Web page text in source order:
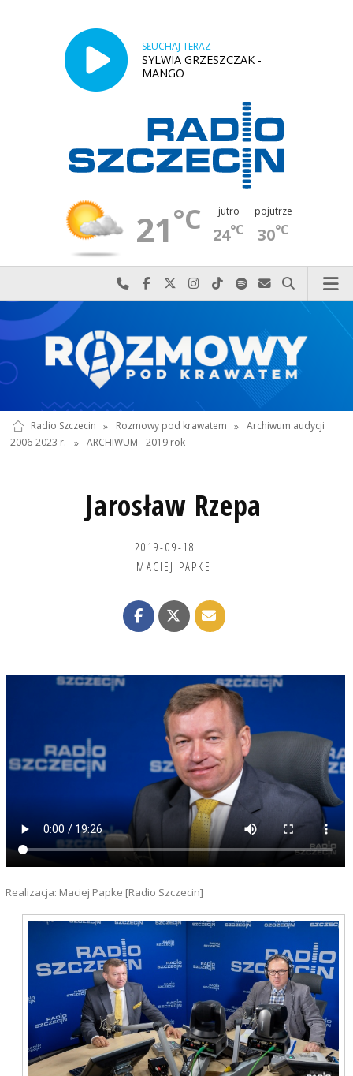
SŁUCHAJ TERAZ
SYLWIA GRZESZCZAK -
MANGO
21°C jutro
24°C
pojutrze
30°C
Najlepiej po prostu do nas zadzwoń
Odwiedź nas na Facebook-u
Odwiedź nas na X
Odwiedź nas na Instagram-ie
Odwiedź nas na TikTok-u
Szukaj nas na Spotify
Wyślij do nas
Szukaj
Radio Szczecin » Rozmowy pod krawatem » Archiwum audycji
2006-2023 r.
» ARCHIWUM - 2019 rok
Jarosław Rzepa
2019-09-18
MACIEJ PAPKE
Realizacja: Maciej Papke [Radio Szczecin]